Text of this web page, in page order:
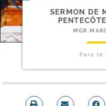
SERMON DE
MGR
Paru le